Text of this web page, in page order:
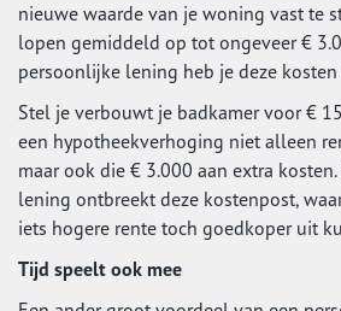
nieuwe waarde van je woning vast te
lopen gemiddeld op tot ongeveer €
persoonlijke lening heb je deze
Stel je verbouwt je badkamer voor €
een hypotheekverhoging niet alleen
maar ook die € 3.000 aan extra
lening ontbreekt deze kostenpost,
iets hogere rente toch goedkoper uit
Tijd speelt ook mee